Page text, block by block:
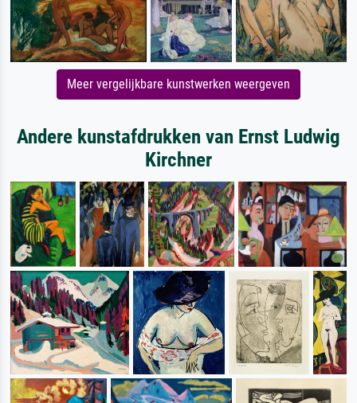
Meer vergelijkbare kunstwerken weergeven
Andere kunstafdrukken van Ernst Ludwig
Kirchner